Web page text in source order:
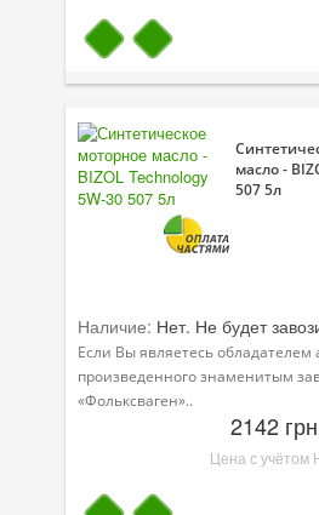
масло -
507 5л
Наличие: Нет. Не будет
Если Вы являетесь обладателем
произведенного знаменитым
«Фольксваген»..
2142
Цена с учётом